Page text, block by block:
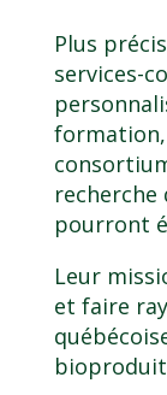
Plus
services-
formation,
pourront
Leur
et faire